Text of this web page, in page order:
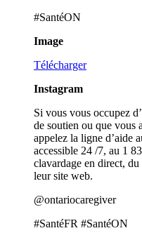
#SantéON
Image
Télécharger
Instagram
Si vous vous occupez
de soutien ou que vous
appelez la ligne d’aide
accessible 24 /7, au 1
clavardage en direct,
leur site web.
@ontariocaregiver
#SantéFR #SantéON